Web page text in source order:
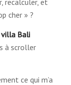
recalculer, et
cher » ?
villa Bali
à scroller
ce qui m’a